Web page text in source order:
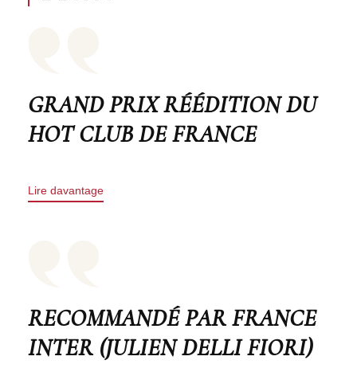
GRAND PRIX RÉÉDITION DU
HOT CLUB DE FRANCE
Lire davantage
RECOMMANDÉ PAR FRANCE
INTER (JULIEN DELLI FIORI)